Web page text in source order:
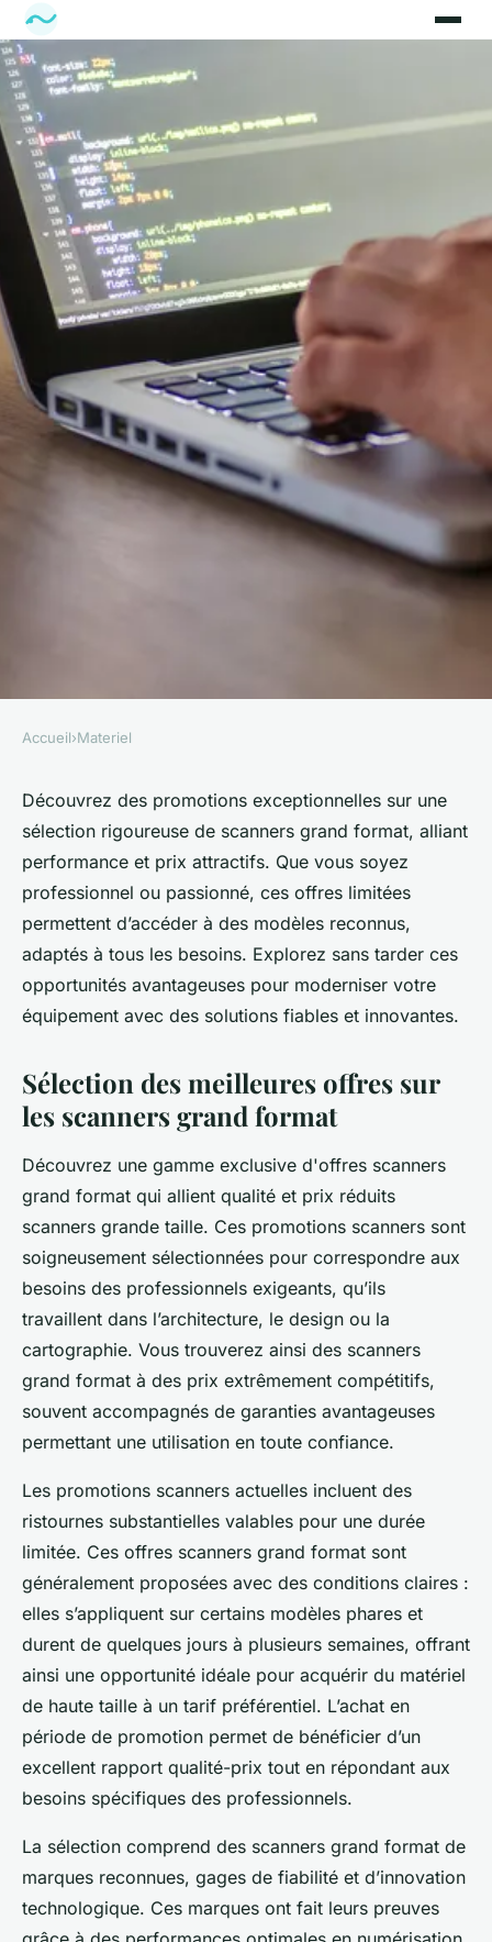
Offres exceptionnelles sur les
scanners grand format à
découvrir
Romy•23 octobre 2025 •7 min de lecture
Accueil›Materiel
Découvrez des promotions exceptionnelles sur une
sélection rigoureuse de scanners grand format, alliant
performance et prix attractifs. Que vous soyez
professionnel ou passionné, ces offres limitées
permettent d’accéder à des modèles reconnus,
adaptés à tous les besoins. Explorez sans tarder ces
opportunités avantageuses pour moderniser votre
équipement avec des solutions fiables et innovantes.
Sélection des meilleures offres sur
les scanners grand format
Découvrez une gamme exclusive d'offres scanners
grand format qui allient qualité et prix réduits
scanners grande taille. Ces promotions scanners sont
soigneusement sélectionnées pour correspondre aux
besoins des professionnels exigeants, qu’ils
travaillent dans l’architecture, le design ou la
cartographie. Vous trouverez ainsi des scanners
grand format à des prix extrêmement compétitifs,
souvent accompagnés de garanties avantageuses
permettant une utilisation en toute confiance.
Les promotions scanners actuelles incluent des
ristournes substantielles valables pour une durée
limitée. Ces offres scanners grand format sont
généralement proposées avec des conditions claires :
elles s’appliquent sur certains modèles phares et
durent de quelques jours à plusieurs semaines, offrant
ainsi une opportunité idéale pour acquérir du matériel
de haute taille à un tarif préférentiel. L’achat en
période de promotion permet de bénéficier d’un
excellent rapport qualité-prix tout en répondant aux
besoins spécifiques des professionnels.
La sélection comprend des scanners grand format de
marques reconnues, gages de fiabilité et d’innovation
technologique. Ces marques ont fait leurs preuves